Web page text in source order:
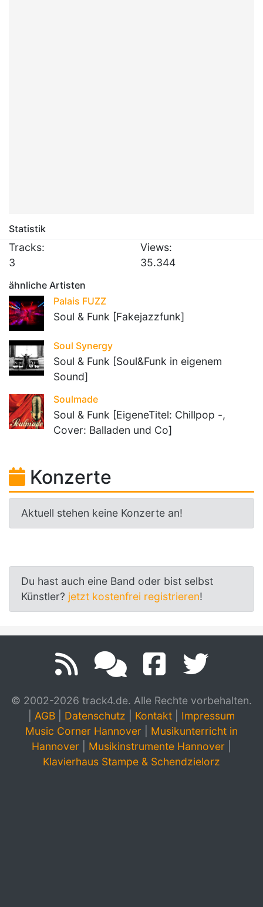
Statistik
Tracks:
3
Views:
35.344
ähnliche Artisten
Palais FUZZ
Soul & Funk [Fakejazzfunk]
Soul Synergy
Soul & Funk [Soul&Funk in eigenem
Sound]
Soulmade
Soul & Funk [EigeneTitel: Chillpop -,
Cover: Balladen und Co]
Konzerte
Aktuell stehen keine Konzerte an!
Du hast auch eine Band oder bist selbst
Künstler? jetzt kostenfrei registrieren!
© 2002-2026 track4.de. Alle Rechte vorbehalten.
AGB Datenschutz Kontakt
Impressum
Music Corner Hannover
Musikunterricht in
Hannover
Musikinstrumente Hannover
Klavierhaus Stampe & Schendzielorz